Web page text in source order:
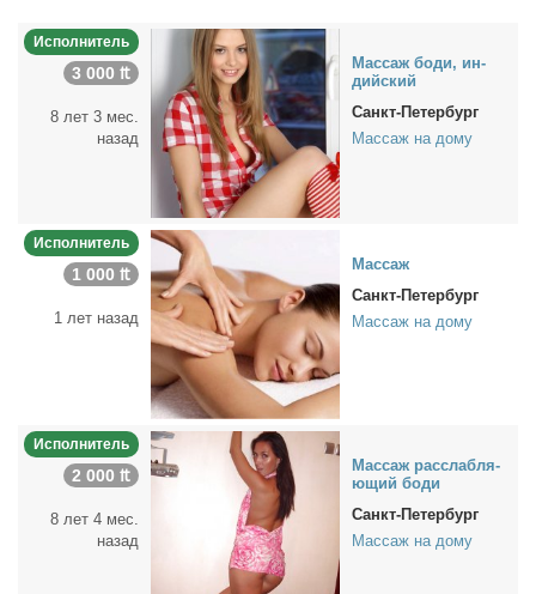
Исполнитель
3 000 ₶
8 лет 3 мес.
назад
Мас­саж бо­ди, ин­
дий­ский
Санкт-Петербург
Массаж на дому
Исполнитель
1 000 ₶
1 лет назад
Мас­саж
Санкт-Петербург
Массаж на дому
Исполнитель
2 000 ₶
8 лет 4 мес.
назад
Мас­саж рас­слаб­ля­
ю­щий бо­ди
Санкт-Петербург
Массаж на дому